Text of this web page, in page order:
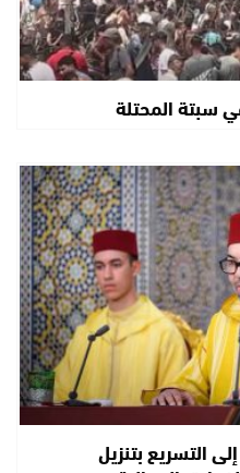
المحتلة
التسريع بتنزيل